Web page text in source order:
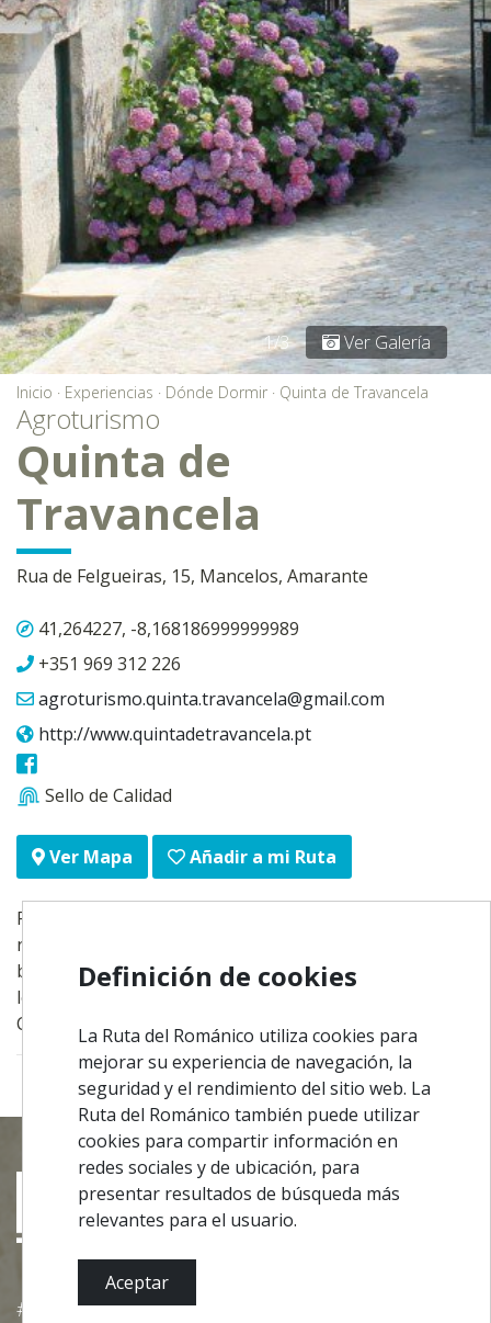
1/3 Ver Galería
Inicio · Experiencias · Dónde Dormir · Quinta de Travancela
Agroturismo
Quinta de
Travancela
Rua de Felgueiras, 15, Mancelos, Amarante
41,264227, -8,168186999999989
+351 969 312 226
agroturismo.quinta.travancela@gmail.com
http://www.quintadetravancela.pt
Sello de Calidad
Ver Mapa Añadir a mi Ruta
Podrá disfrutar aquí de un ambiente tranquilo y
natural, donde podrá hacer senderismo, paseos en
bicicleta, relajarse en la piscina así como degustar
los vinos (Vinho Verde) producidos en esta finca.
Con tres casas y dos habitaciones independientes.
#ROT ADOROMANICO
Definición de cookies
La Ruta del Románico utiliza cookies para
mejorar su experiencia de navegación, la
seguridad y el rendimiento del sitio web. La
Ruta del Románico también puede utilizar
cookies para compartir información en
redes sociales y de ubicación, para
presentar resultados de búsqueda más
relevantes para el usuario.
Aceptar